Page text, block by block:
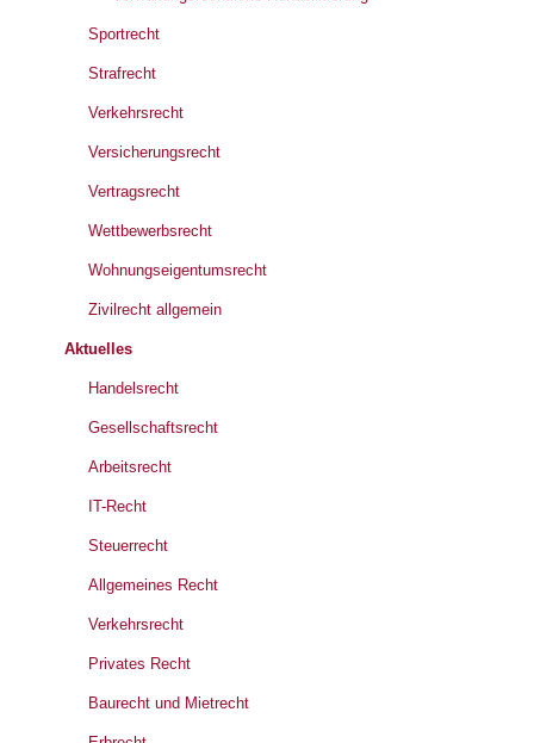
Sportrecht
Strafrecht
Verkehrsrecht
Versicherungsrecht
Vertragsrecht
Wettbewerbsrecht
Wohnungseigentumsrecht
Zivilrecht allgemein
Aktuelles
Handelsrecht
Gesellschaftsrecht
Arbeitsrecht
IT-Recht
Steuerrecht
Allgemeines Recht
Verkehrsrecht
Privates Recht
Baurecht und Mietrecht